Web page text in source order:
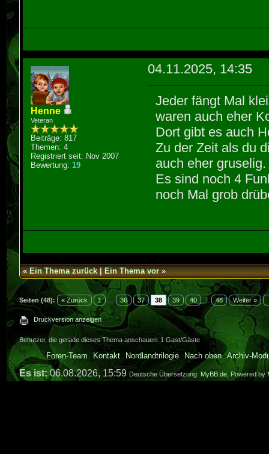
Henne
Veteran
Beiträge: 817
Themen: 4
Registriert seit: Nov 2007
Bewertung: 19
04.11.2025, 14:35
Jeder fängt Mal
waren auch eher
Dort gibt es auch
Zu der Zeit als du
auch eher gruselig.
Es sind noch 4
noch Mal grob
«Ein Thema zurück|Ein Thema vor»
Seiten (48): « Zurück 1 … 36 37 38 39 40 … 48 Weiter »
Druckversion anzeigen
Benutzer, die gerade dieses Thema anschauen: 1 Gast/Gäste
Foren-Team Kontakt Nordlandtrilogie Nach oben Archiv-
Es ist:06.08.2026, 15:59 Deutsche Übersetzung: MyBB.de , Powered by